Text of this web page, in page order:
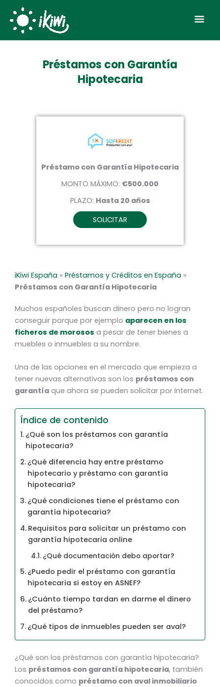
contenido
Préstamos con Garantía
Hipotecaria
Préstamo con Garantía Hipotecaria
MONTO MÁXIMO: €500.000
PLAZO: Hasta 20 años
SOLICITAR
iKiwi España » Préstamos y Créditos en España »
Préstamos con Garantía Hipotecaria
Muchos españoles buscan dinero pero no logran
conseguir porque por ejemplo aparecen en los
ficheros de morosos a pesar de tener bienes a
muebles o inmuebles a su nombre.
Una de las opciones en el mercado que empieza a
tener nuevas alternativas son los préstamos con
garantía que ahora se pueden solicitar por Internet.
Índice de contenido
¿Qué son los préstamos con garantía
hipotecaria?
¿Qué diferencia hay entre préstamo
hipotecario y préstamo con garantía
hipotecaria?
¿Qué condiciones tiene el préstamo con
garantía hipotecaria?
Requisitos para solicitar un préstamo con
garantía hipotecaria online
¿Qué documentación debo aportar?
¿Puedo pedir el préstamo con garantía
hipotecaria si estoy en ASNEF?
¿Cuánto tiempo tardan en darme el dinero
del préstamo?
¿Qué tipos de inmuebles pueden ser aval?
¿Qué son los préstamos con garantía hipotecaria?
Los préstamos con garantía hipotecaria, también
conocidos como préstamo con aval inmobiliario